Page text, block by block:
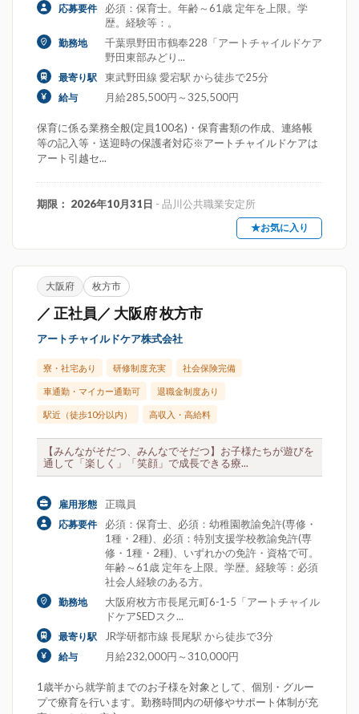
応募要件
必須：保育士。年齢～61歳 定年を上限。学
歴。経験等：。
勤務地
千葉県野田市鶴奉228「アートチャイルドケア
野田東部みどり...
最寄り駅 東武野田線 愛宕駅 から徒歩で25分
給与 月給285,500円～325,500円
保育に係る業務全般(定員100名)・保育書類の作成、連絡帳
等の記入等・送迎時の保護者対応※アートチャイルドケアは
アート引越セ...
期限： 2026年10月31日 - 品川公共職業安定所
★お気に入り
大阪府 枚方市
／ 正社員／ 大阪府 枚方市
アートチャイルドケア株式会社
寮・社宅あり 研修制度充実 社会保険完備
車通勤・マイカー通勤可 退職金制度あり
駅近（徒歩10分以内） 高収入・高給料
【みんながそだつ、みんなでそだつ】お子様たちが遊びを
通して「楽しく」「笑顔」で成長できる療...
雇用形態 正職員
応募要件
必須：保育士、必須：幼稚園教諭免許(専修・
1種・2種)、必須：特別支援学校教諭免許(専
修・1種・2種)、いずれかの免許・資格で可。
年齢～61歳 定年を上限。学歴。経験等：必須
社会人経験のある方。
勤務地
大阪府枚方市長尾元町6-1-5「アートチャイル
ドケアSEDスク...
最寄り駅 JR学研都市線 長尾駅 から徒歩で3分
給与 月給232,000円～310,000円
1歳半から就学前までのお子様を対象として、個別・グルー
プで療育を行います。勤務時間内の研修やサポート体制が充